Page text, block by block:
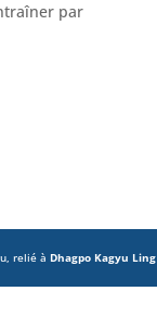
par
relié à Dhagpo Kagyu Ling